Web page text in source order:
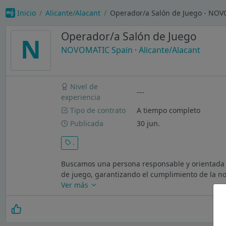
Inicio Alicante/Alacant Operador/a Salón de Juego -
N Operador/a Salón de Juego
NOVOMATIC Spain · Alicante/Alacant
Nivel de
experiencia
---
Tipo de contrato
A tiempo completo
Publicada
30 jun.
.
Buscamos una persona responsable y
de juego, garantizando el cumplimiento de la
Ver más